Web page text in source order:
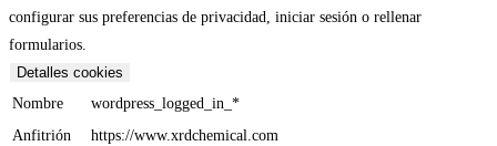
configurar sus preferencias de privacidad, iniciar sesión o rellenar
formularios.
Detalles cookies
Nombre
wordpress_logged_in_*
Anfitrión
https://www.xrdchemical.com